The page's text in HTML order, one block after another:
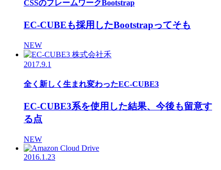
CSSのフレームワークBootstrap
EC-CUBEも採用したBootstrapってそも
NEW
2017.9.1
全く新しく生まれ変わったEC-CUBE3
EC-CUBE3系を使用した結果、今後も留意す
る点
NEW
2016.1.23